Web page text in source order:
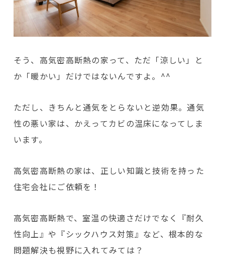
そう、高気密高断熱の家って、ただ「涼しい」と
か「暖かい」だけではないんですよ。^^
ただし、きちんと通気をとらないと逆効果。通気
性の悪い家は、かえってカビの温床になってしま
います。
高気密高断熱の家は、正しい知識と技術を持った
住宅会社にご依頼を！
高気密高断熱で、室温の快適さだけでなく『耐久
性向上』や『シックハウス対策』など、根本的な
問題解決も視野に入れてみては？